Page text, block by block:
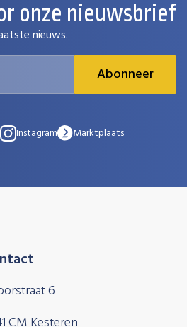
onze nieuwsbrief
nieuws.
Abonneer
Instagram Marktplaats
6